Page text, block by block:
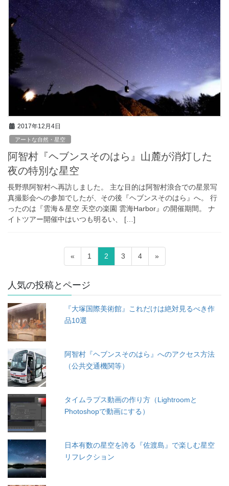
2017年12月4日
アートな自然・星空
阿智村『ヘブンスそのはら』山麓が消灯した
夜の特別な星空
長野県阿智村へ再訪しました。 主な目的は阿智村浪合での星景写
真撮影会への参加でしたが、その後『ヘブンスそのはら』へ。 行
ったのは『雲海＆星空 天空の楽園 雲海Harbor』の開催期間。 ナ
イトツアー開催中はいつも明るい、 […]
ナ
ビ
ゲ
ー
シ
ョ
ン
«
固
定
1
固
定
2
固
定
3
固
定
4 »
人気の投稿とページ
『大塚国際美術館』これだけは絶対見るべき作
品10選
阿智村『ヘブンスそのはら』へのアクセス方法
（公共交通機関等）
タイムラプス動画の作り方（Lightroomと
Photoshopで動画にする）
日本有数の星空を誇る『佐渡島』で楽しむ星空
リフレクション